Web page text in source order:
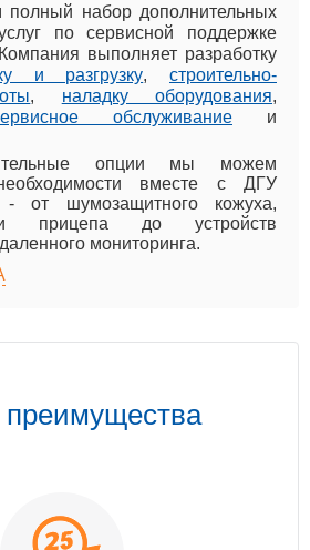
набор дополнительных
по сервисной поддержке
выполняет разработку
и разгрузку, строительно-
, наладку оборудования,
обслуживание и
опции мы можем
вместе с ДГУ
от шумозащитного кожуха,
прицепа до устройств
мониторинга.